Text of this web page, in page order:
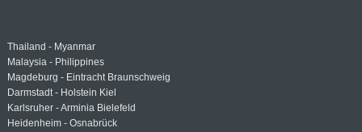
Thailand - Myanmar
Malaysia - Philippines
Magdeburg - Eintracht Braunschweig
Darmstadt - Holstein Kiel
Karlsruher - Arminia Bielefeld
Heidenheim - Osnabrück